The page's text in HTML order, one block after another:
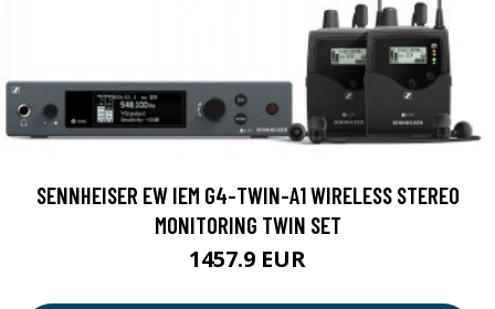
SENNHEISER EW IEM G4-TWIN-A1 WIRELESS STEREO
MONITORING TWIN SET
1457.9 EUR